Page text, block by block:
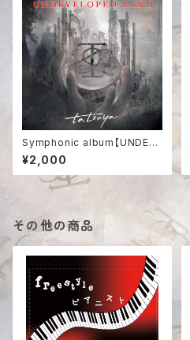
Symphonic album【UNDEVE
LOPED LAND】
¥2,000
その他の商品